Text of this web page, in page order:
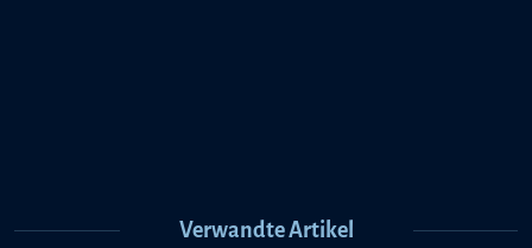
Verwandte Artikel